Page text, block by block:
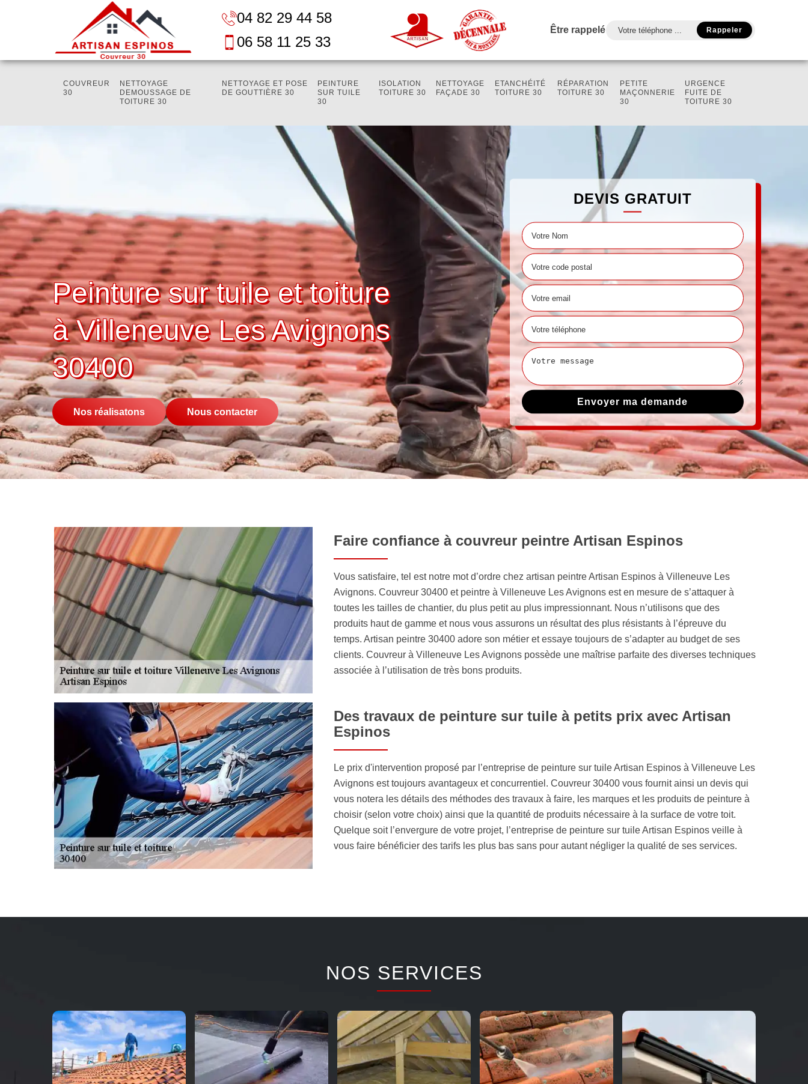
04 82 29 44 58
06 58 11 25 33
Être rappelé
COUVREUR
30
NETTOYAGE
DEMOUSSAGE DE
TOITURE 30
NETTOYAGE ET POSE
DE GOUTTIÈRE 30
PEINTURE
SUR TUILE
30
ISOLATION
TOITURE 30
NETTOYAGE
FAÇADE 30
ETANCHÉITÉ
TOITURE 30
RÉPARATION
TOITURE 30
PETITE
MAÇONNERIE
30
URGENCE
FUITE DE
TOITURE 30
Peinture sur tuile et toiture
à Villeneuve Les Avignons
30400
Nos réalisatons Nous contacter
DEVIS GRATUIT
Faire confiance à couvreur peintre Artisan Espinos
Vous satisfaire, tel est notre mot d’ordre chez artisan peintre Artisan Espinos à Villeneuve Les
Avignons. Couvreur 30400 et peintre à Villeneuve Les Avignons est en mesure de s’attaquer à
toutes les tailles de chantier, du plus petit au plus impressionnant. Nous n’utilisons que des
produits haut de gamme et nous vous assurons un résultat des plus résistants à l’épreuve du
temps. Artisan peintre 30400 adore son métier et essaye toujours de s’adapter au budget de ses
clients. Couvreur à Villeneuve Les Avignons possède une maîtrise parfaite des diverses techniques
associée à l’utilisation de très bons produits.
Des travaux de peinture sur tuile à petits prix avec Artisan
Espinos
Le prix d'intervention proposé par l’entreprise de peinture sur tuile Artisan Espinos à Villeneuve Les
Avignons est toujours avantageux et concurrentiel. Couvreur 30400 vous fournit ainsi un devis qui
vous notera les détails des méthodes des travaux à faire, les marques et les produits de peinture à
choisir (selon votre choix) ainsi que la quantité de produits nécessaire à la surface de votre toit.
Quelque soit l’envergure de votre projet, l’entreprise de peinture sur tuile Artisan Espinos veille à
vous faire bénéficier des tarifs les plus bas sans pour autant négliger la qualité de ses services.
NOS SERVICES